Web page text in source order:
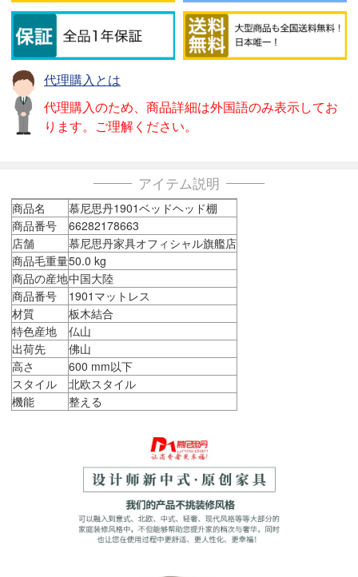
代理購入とは
代理購入のため、商品詳細は外国語のみ表示してお
ります。ご理解ください。
アイテム説明
商品名
慕尼思丹1901ベッドヘッド棚
商品番号
66282178663
店舗
慕尼思丹家具オフィシャル旗艦店
商品毛重量50.0 kg
商品の産地中国大陸
商品番号
1901マットレス
材質
板木結合
特色産地
仏山
出荷先
佛山
高さ
600 mm以下
スタイル
北欧スタイル
機能
整える